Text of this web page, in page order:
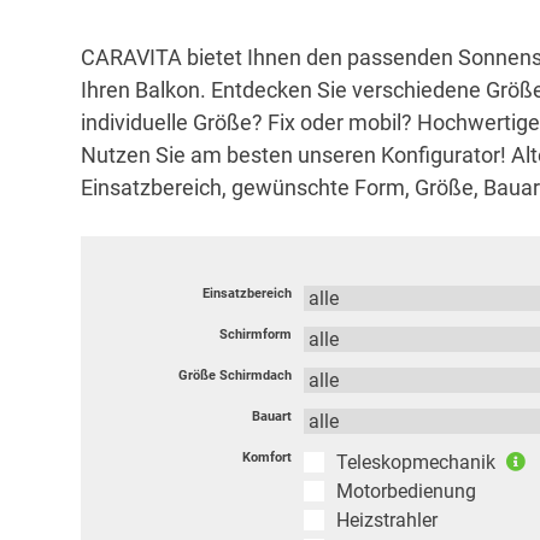
CARAVITA bietet Ihnen den passenden
Ihren Balkon. Entdecken Sie verschiedene
individuelle Größe? Fix oder mobil?
Nutzen Sie am besten unseren Konfigurator!
Einsatzbereich, gewünschte Form, Größe,
Einsatzbereich
Schirmform
Größe Schirmdach
Bauart
Komfort
Teleskopmechanik
Motorbedienung
Heizstrahler